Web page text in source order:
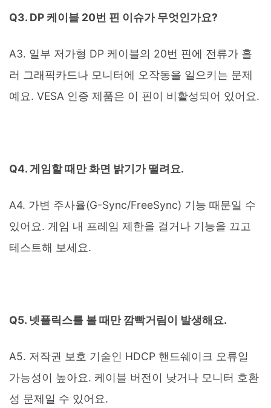
Q3. DP 케이블 20번 핀 이슈가 무엇인가요?
A3. 일부 저가형 DP 케이블의 20번 핀에 전류가 흘
러 그래픽카드나 모니터에 오작동을 일으키는 문제
예요. VESA 인증 제품은 이 핀이 비활성되어 있어요.
Q4. 게임할 때만 화면 밝기가 떨려요.
A4. 가변 주사율(G-Sync/FreeSync) 기능 때문일 수
있어요. 게임 내 프레임 제한을 걸거나 기능을 끄고
테스트해 보세요.
Q5. 넷플릭스를 볼 때만 깜빡거림이 발생해요.
A5. 저작권 보호 기술인 HDCP 핸드쉐이크 오류일
가능성이 높아요. 케이블 버전이 낮거나 모니터 호환
성 문제일 수 있어요.